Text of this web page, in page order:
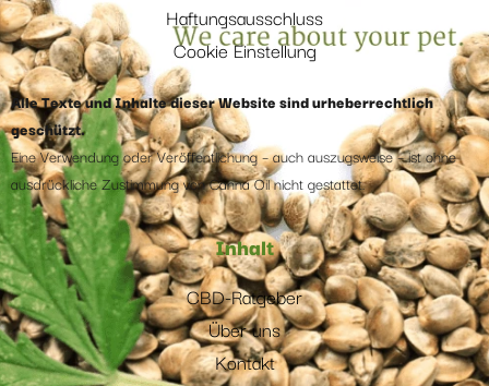
Haftungsausschluss
Cookie Einstellung
Alle Texte und Inhalte dieser Website sind urheberrechtlich
geschützt.
Eine Verwendung oder Veröffentlichung – auch auszugsweise – ist ohne
ausdrückliche Zustimmung von Canna Oil nicht gestattet.
Inhalt
CBD-Ratgeber
Über uns
Kontakt